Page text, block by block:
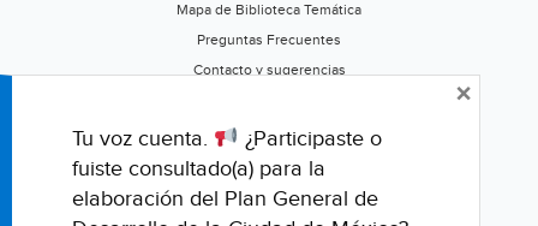
Mapa de Biblioteca Temática
Preguntas Frecuentes
Contacto y sugerencias
Califica este portal
Tu voz cuenta.
¿Participaste o
fuiste consultado(a) para la
elaboración del Plan General de
×